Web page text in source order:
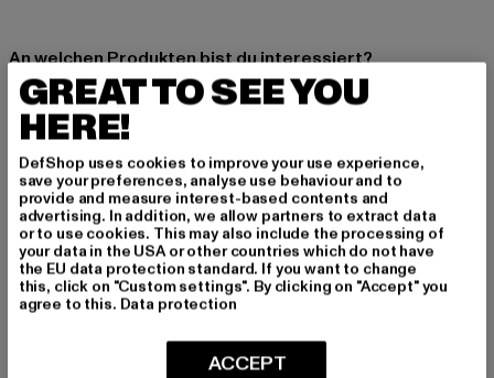
An welchen Produkten bist du interessiert?
MÄNNER
FRAUEN
E-MAIL
ANMELDEN
Informationen dazu, wie DefShop mit Deinen Daten umgeht, findest Du
in unserer Datenschutzerklärung. Du kannst Dich jederzeit kostenfei
abmelden.Datenschutzerklärung lesen.
GREAT TO SEE YOU
HERE!
DefShop uses cookies to improve your use experience,
save your preferences, analyse use behaviour and to
provide and measure interest-based contents and
advertising. In addition, we allow partners to extract data
or to use cookies. This may also include the processing of
your data in the USA or other countries which do not have
the EU data protection standard. If you want to change
this, click on "Custom settings". By clicking on "Accept" you
agree to this. Data protection
ACCEPT